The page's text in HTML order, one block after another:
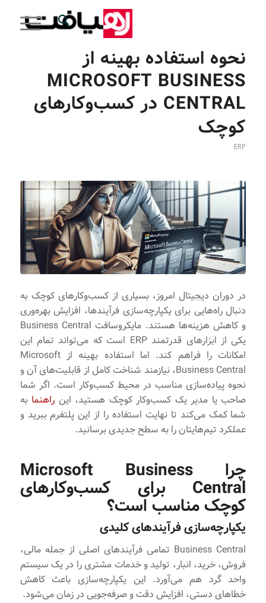
نحوه استفاده بهینه از
MICROSOFT BUSINESS
CENTRAL در کسب‌وکارهای
کوچک
ERP
در دوران دیجیتال امروز، بسیاری از کسب‌وکارهای کوچک به
دنبال راه‌هایی برای یکپارچه‌سازی فرآیندها، افزایش بهره‌وری
و کاهش هزینه‌ها هستند. مایکروسافت Business Central
یکی از ابزارهای قدرتمند ERP است که می‌تواند تمام این
امکانات را فراهم کند. اما استفاده بهینه از Microsoft
Business Central، نیازمند شناخت کامل از قابلیت‌های آن و
نحوه پیاده‌سازی مناسب در محیط کسب‌وکار است. اگر شما
صاحب یا مدیر یک کسب‌وکار کوچک هستید، این راهنما به
شما کمک می‌کند تا نهایت استفاده را از این پلتفرم ببرید و
عملکرد تیم‌هایتان را به سطح جدیدی برسانید.
چرا Microsoft Business
Central برای کسب‌وکارهای
کوچک مناسب است؟
یکپارچه‌سازی فرآیندهای کلیدی
Business Central تمامی فرآیندهای اصلی از جمله مالی،
فروش، خرید، انبار، تولید و خدمات مشتری را در یک سیستم
واحد گرد هم می‌آورد. این یکپارچه‌سازی باعث کاهش
خطاهای دستی، افزایش دقت و صرفه‌جویی در زمان می‌شود.